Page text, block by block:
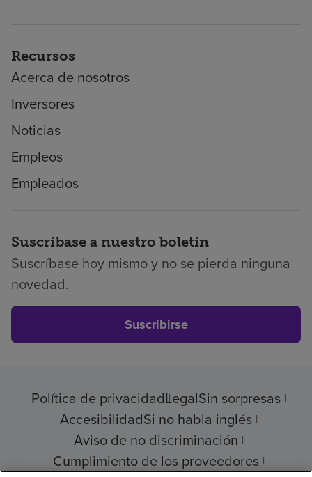
Recursos
Acerca de nosotros
Inversores
Noticias
Empleos
Empleados
Suscríbase a nuestro boletín
Suscríbase hoy mismo y no se pierda ninguna
novedad.
Suscribirse
Política de privacidadLegalSin sorpresas
AccesibilidadSi no habla inglés
Aviso de no discriminación
Cumplimiento de los proveedores